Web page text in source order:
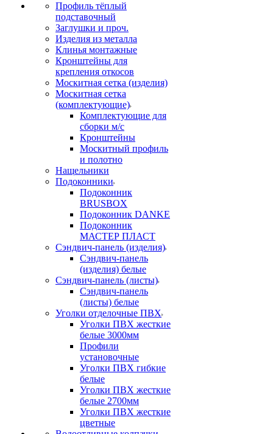
Профиль тёплый
подставочный
Заглушки и проч.
Изделия из металла
Клинья монтажные
Кронштейны для
крепления откосов
Москитная сетка (изделия)
Москитная сетка
(комплектующие)
Комплектующие для
сборки м/с
Кронштейны
Москитный профиль
и полотно
Нащельники
Подоконники
Подоконник
BRUSBOX
Подоконник DANKE
Подоконник
МАСТЕР ПЛАСТ
Сэндвич-панель (изделия)
Сэндвич-панель
(изделия) белые
Сэндвич-панель (листы)
Сэндвич-панель
(листы) белые
Уголки отделочные ПВХ
Уголки ПВХ жесткие
белые 3000мм
Профили
установочные
Уголки ПВХ гибкие
белые
Уголки ПВХ жесткие
белые 2700мм
Уголки ПВХ жесткие
цветные